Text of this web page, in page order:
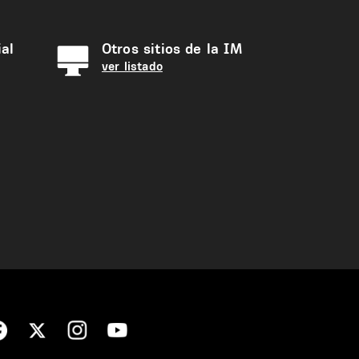
Otros sitios de la IM
ver listado